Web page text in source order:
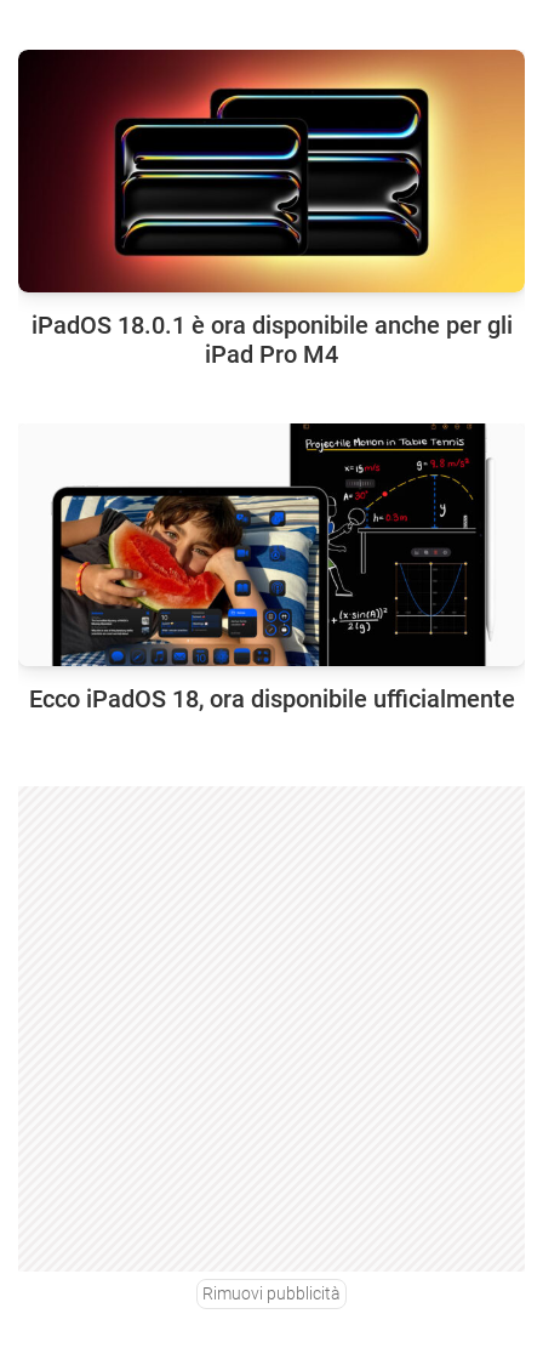
iPadOS 18.0.1 è ora disponibile anche per gli
iPad Pro M4
Ecco iPadOS 18, ora disponibile ufficialmente
Rimuovi pubblicità